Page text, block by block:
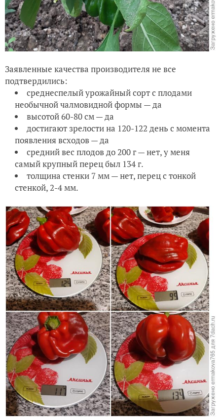
Заявленные качества производителя не все
подтвердились:
среднеспелый урожайный сорт с плодами
необычной чалмовидной формы — да
высотой 60-80 см — да
достигают зрелости на 120-122 день с момента
появления всходов — да
средний вес плодов до 200 г — нет, у меня
самый крупный перец был 134 г.
толщина стенки 7 мм — нет, перец с тонкой
стенкой, 2-4 мм.